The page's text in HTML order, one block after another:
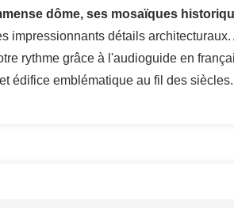
dôme, ses mosaïques
impressionnants détails
rythme grâce à l'audioguide en
édifice emblématique au fil des siècles.